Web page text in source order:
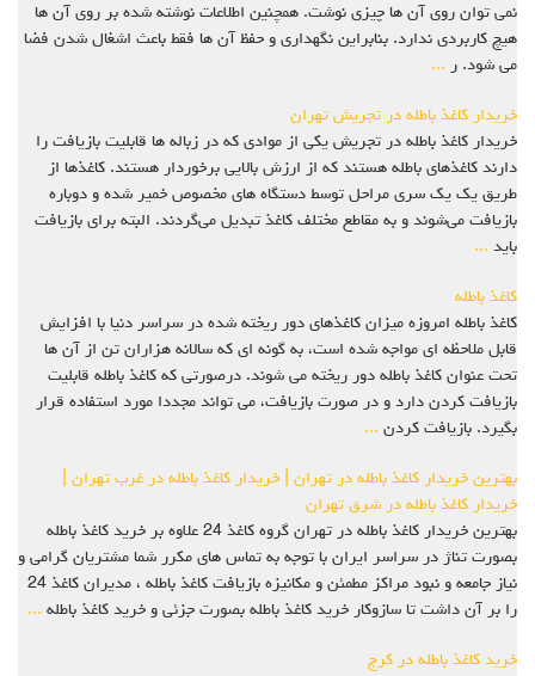
نمی توان روی آن ها چیزی نوشت. همچنین اطلاعات نوشته شده بر روی آن ها
هیچ کاربردی ندارد. بنابراین نگهداری و حفظ آن ها فقط باعث اشغال شدن فضا
می شود. ر ...
خریدار کاغذ باطله در تجریش تهران
خریدار کاغذ باطله در تجریش یکی از موادی که در زباله ها قابلیت بازیافت را
دارند کاغذهای باطله هستند که از ارزش بالایی برخوردار هستند. کاغذها از
طریق یک یک سری مراحل توسط دستگاه ‌های مخصوص خمیر شده و دوباره
بازیافت می‌شوند و به مقاطع مختلف کاغذ تبدیل می‌گردند. البته برای بازیافت
باید ...
کاغذ باطله
کاغذ باطله امروزه میزان کاغذهای دور ریخته شده در سراسر دنیا با افزایش
قابل ملاحظه ای مواجه شده است، به گونه ای که سالانه هزاران تن از آن ها
تحت عنوان کاغذ باطله دور ریخته می شوند. درصورتی که کاغذ باطله قابلیت
بازیافت کردن دارد و در صورت بازیافت، می تواند مجددا مورد استفاده قرار
بگیرد. بازیافت کردن ...
بهترین خریدار کاغذ باطله در تهران | خریدار کاغذ باطله در غرب تهران |
خریدار کاغذ باطله در شرق تهران
بهترین خریدار کاغذ باطله در تهران گروه کاغذ 24 علاوه بر خرید کاغذ باطله
بصورت تناژ در سراسر ایران با توجه به تماس های مکرر شما مشتریان گرامی و
نیاز جامعه و نبود مراکز مطمئن و مکانیزه بازیافت کاغذ باطله ، مدیران کاغذ 24
را بر آن داشت تا سازوکار خرید کاغذ باطله بصورت جزئی و خرید کاغذ باطله ...
خرید کاغذ باطله در کرج